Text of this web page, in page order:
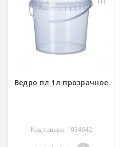
Ведро пл 1л прозрачное
Код товара: 1034642